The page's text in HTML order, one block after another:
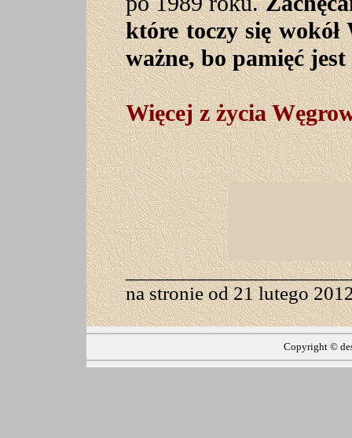
które toczy się
ważne, bo pamięć
Więcej z życia
na stronie od 21 lutego
Copyright ©